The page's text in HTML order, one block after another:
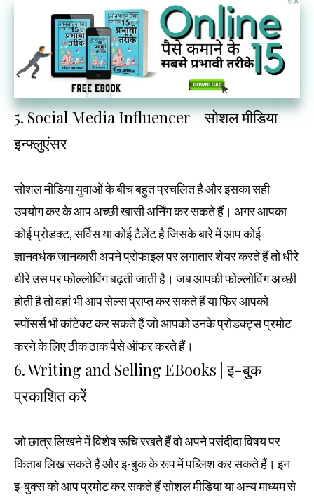
5. Social Media Influencer | सोशल मीडिया
इन्फ्लुएंसर
सोशल मीडिया युवाओं के बीच बहुत प्रचलित है और इसका सही
उपयोग कर के आप अच्छी खासी अर्निंग कर सकते हैं। अगर आपका
कोई प्रोडक्ट, सर्विस या कोई टैलेंट है जिसके बारे में आप कोई
ज्ञानवर्धक जानकारी अपने प्रोफाइल पर लगातार शेयर करते हैं तो धीरे
धीरे उस पर फोल्लोविंग बढ़ती जाती है। जब आपकी फोल्लोविंग अच्छी
होती है तो वहां भी आप सेल्स प्राप्त कर सकते हैं या फिर आपको
स्पोंसर्स भी कांटेक्ट कर सकते हैं जो आपको उनके प्रोडक्ट्स प्रमोट
करने के लिए ठीक ठाक पैसे ऑफर करते हैं।
6. Writing and Selling EBooks | इ-बुक
प्रकाशित करें
जो छात्र लिखने में विशेष रूचि रखते हैं वो अपने पसंदीदा विषय पर
किताब लिख सकते हैं और इ-बुक के रूप में पब्लिश कर सकते हैं। इन
इ-बुक्स को आप प्रमोट कर सकते हैं सोशल मीडिया या अन्य माध्यम से